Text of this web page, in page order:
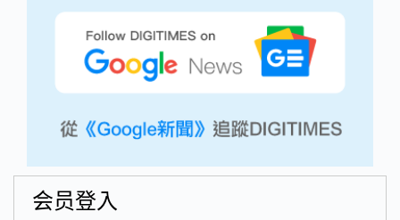
会员登入